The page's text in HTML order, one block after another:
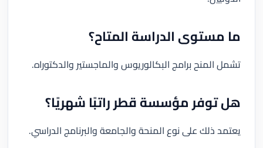
ما مستوى الدراسة المتاح؟
تشمل المنح برامج البكالوريوس والماجستير والدكتوراه.
هل توفر مؤسسة قطر راتبًا شهريًا؟
يعتمد ذلك على نوع المنحة والجامعة والبرنامج الدراسي.